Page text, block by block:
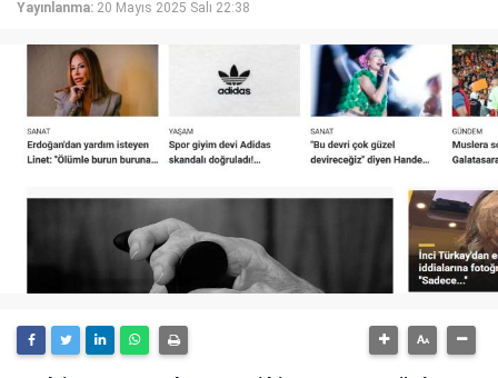
Yayınlanma: 20 Mayıs 2025 Salı 22:38